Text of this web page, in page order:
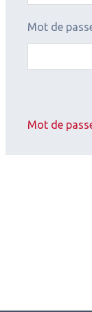
Mot de
Mot de